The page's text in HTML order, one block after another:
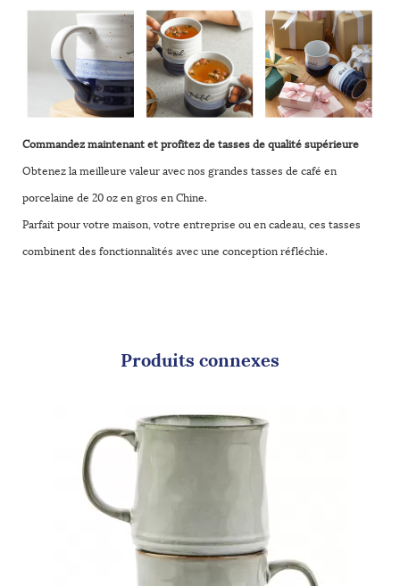
Commandez maintenant et profitez de tasses de qualité supérieure
Obtenez la meilleure valeur avec nos grandes tasses de café en
porcelaine de 20 oz en gros en Chine.
Parfait pour votre maison, votre entreprise ou en cadeau, ces tasses
combinent des fonctionnalités avec une conception réfléchie.
Produits connexes